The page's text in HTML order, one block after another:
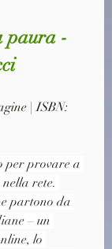
paura -
| ISBN:
per provare a
nella rete.
partono da
– un
lo